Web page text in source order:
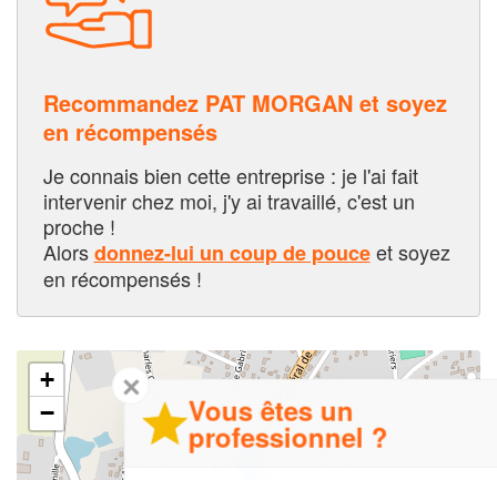
Recommandez PAT MORGAN et soyez
en récompensés
Je connais bien cette entreprise : je l'ai fait
intervenir chez moi, j'y ai travaillé, c'est un
proche !
Alorsdonnez-lui un coup de pouceet soyez
en récompensés !
+
−
✕
Vous êtes un
professionnel ?